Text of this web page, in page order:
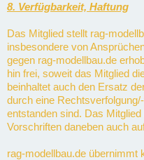
8. Verfügbarkeit, Haftung
Das Mitglied stellt rag-
insbesondere von
gegen rag-modellbau.de
hin frei, soweit das Mitglied
beinhaltet auch den Ersatz
durch eine
entstanden sind. Das
Vorschriften daneben auch
rag-modellbau.de übernimmt